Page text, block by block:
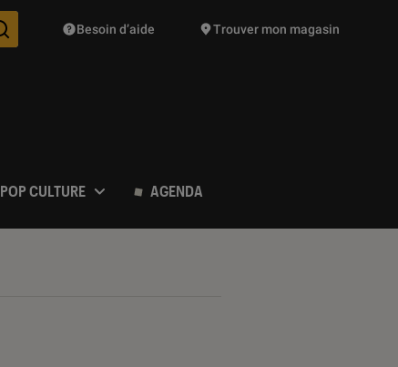
Des suggestions de produits vont vous être proposées
Besoin d’aide Trouver mon magasin
POP CULTURE AGENDA